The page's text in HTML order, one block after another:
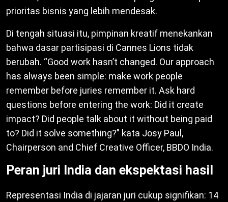
prioritas bisnis yang lebih mendesak.
Di tengah situasi itu, pimpinan kreatif menekankan
bahwa dasar partisipasi di Cannes Lions tidak
berubah. “Good work hasn’t changed. Our approach
has always been simple: make work people
remember before juries remember it. Ask hard
questions before entering the work: Did it create
impact? Did people talk about it without being paid
to? Did it solve something?” kata Josy Paul,
Chairperson and Chief Creative Officer, BBDO India.
Peran juri India dan ekspektasi hasil
Representasi India di jajaran juri cukup signifikan: 14